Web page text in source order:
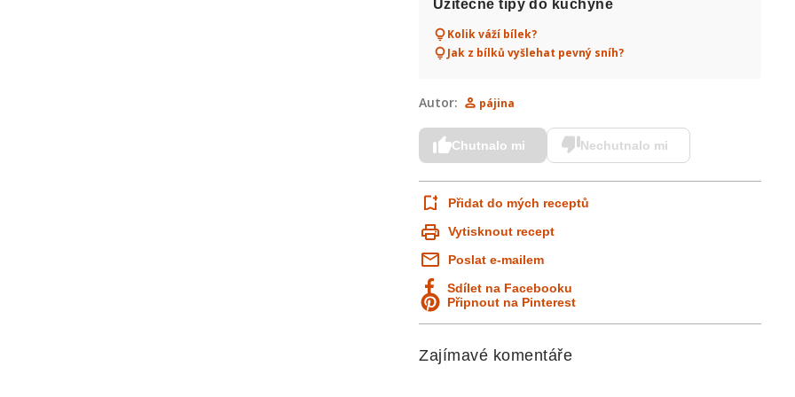
Užitečné tipy do kuchyně
Kolik váží bílek?
Jak z bílků vyšlehat pevný sníh?
Autor: pájina
Chutnalo mi Nechutnalo mi
Přidat do mých receptů
Vytisknout recept
Poslat e-mailem
Sdílet na Facebooku
Připnout na Pinterest
Zajímavé komentáře